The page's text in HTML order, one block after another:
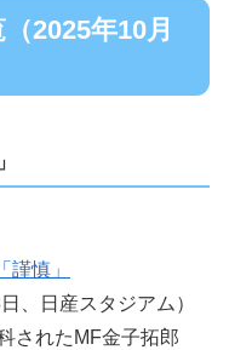
2025年10月
慎」
、日産スタジアム）
されたMF金子拓郎